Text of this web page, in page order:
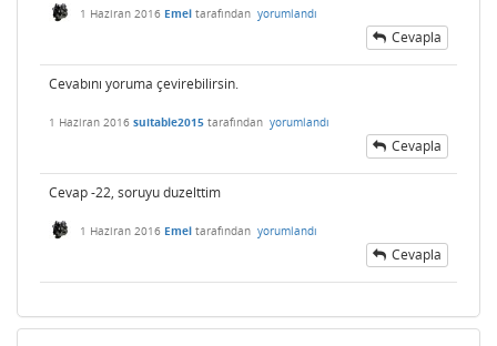
1 Haziran 2016 Emel tarafından yorumlandı
Cevapla
Cevabını yoruma çevirebilirsin.
1 Haziran 2016 suitable2015 tarafından yorumlandı
Cevapla
Cevap -22, soruyu duzelttim
1 Haziran 2016 Emel tarafından yorumlandı
Cevapla